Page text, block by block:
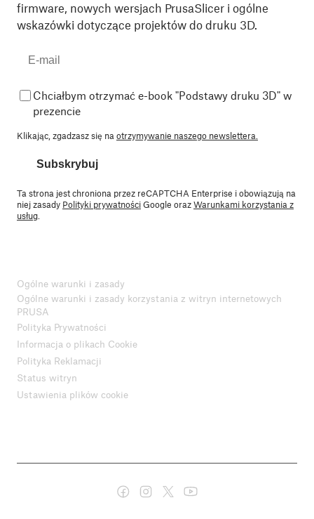
firmware, nowych wersjach PrusaSlicer i ogólne
wskazówki dotyczące projektów do druku 3D.
Chciałbym otrzymać e-book "Podstawy druku 3D" w
prezencie
Klikając, zgadzasz się na otrzymywanie naszego newslettera.
Subskrybuj
Ta strona jest chroniona przez reCAPTCHA Enterprise i obowiązują na
niej zasady Polityki prywatnościGoogle orazWarunkami korzystania z
usług
Ogólne warunki i zasady
Ogólne warunki i zasady korzystania z witryn internetowych
PRUSA
Polityka Prywatności
Informacja o plikach Cookie
Polityka Reklamacji
Status witryn
Ustawienia plików cookie